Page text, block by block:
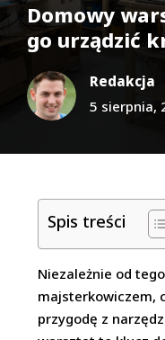
Domowy
go urządzić
Redakcja
5 sierpnia,
Spis treści
Niezależnie od
majsterkowiczem,
przygodę z